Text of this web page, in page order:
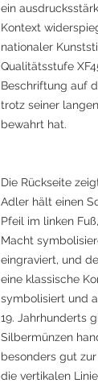
ein
Kontext
nationaler
Qualitätsstufe
Beschriftung auf
trotz seiner
bewahrt hat.
Die Rückseite
Adler hält einen
Pfeil im linken
Macht
eingraviert, und
eine klassische
symbolisiert und
19. Jahrhunderts
Silbermünzen
besonders gut
die vertikalen